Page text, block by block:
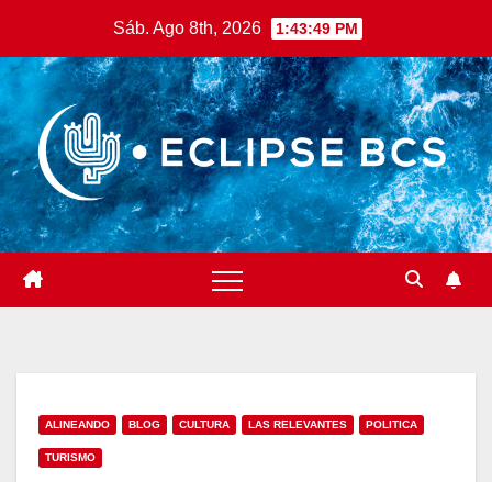
contenido
Sáb. Ago 8th, 2026 1:43:50 PM
ALINEANDO BLOG CULTURA LAS RELEVANTES POLITICA
TURISMO